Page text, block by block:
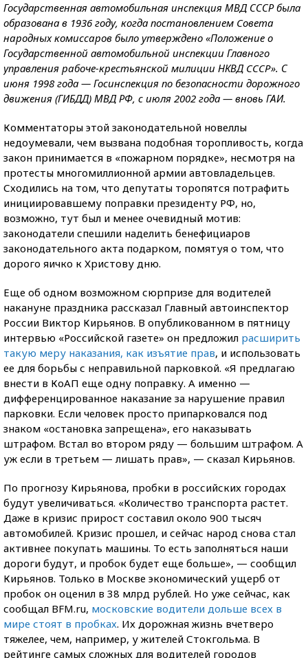
Государственная автомобильная инспекция МВД СССР была
образована в 1936 году, когда пocтaнoвлeниeм Coвeтa
нapoдныx кoмиccapoв было yтвepждeнo «Положение o
Государственной автомобильной инспекции Главного
управления paбoчe-кpecтьянcкoй милиции НКВД CCCP». С
июня 1998 года — Госинспекция по безопасности дорожного
движения (ГИБДД) МВД РФ, с июля 2002 года — вновь ГАИ.
Комментаторы этой законодательной новеллы
недоумевали, чем вызвана подобная торопливость, когда
закон принимается в «пожарном порядке», несмотря на
протесты многомиллионной армии автовладельцев.
Сходились на том, что депутаты торопятся потрафить
инициировавшему поправки президенту РФ, но,
возможно, тут был и менее очевидный мотив:
законодатели спешили наделить бенефициаров
законодательного акта подарком, помятуя о том, что
дорого яичко к Христову дню.
Еще об одном возможном сюрпризе для водителей
накануне праздника рассказал Главный автоинспектор
России Виктор Кирьянов. В опубликованном в пятницу
интервью «Российской газете» он предложил расширить
такую меру наказания, как изъятие прав, и использовать
ее для борьбы с неправильной парковкой. «Я предлагаю
внести в КоАП еще одну поправку. А именно —
дифференцированное наказание за нарушение правил
парковки. Если человек просто припарковался под
знаком «остановка запрещена», его наказывать
штрафом. Встал во втором ряду — большим штрафом. А
уж если в третьем — лишать прав», — сказал Кирьянов.
По прогнозу Кирьянова, пробки в российских городах
будут увеличиваться. «Количество транспорта растет.
Даже в кризис прирост составил около 900 тысяч
автомобилей. Кризис прошел, и сейчас народ снова стал
активнее покупать машины. То есть заполняться наши
дороги будут, и пробок будет еще больше», — сообщил
Кирьянов. Только в Москве экономический ущерб от
пробок он оценил в 38 млрд рублей. Но уже сейчас, как
сообщал BFM.ru, московские водители дольше всех в
мире стоят в пробках. Их дорожная жизнь вчетверо
тяжелее, чем, например, у жителей Стокгольма. В
рейтинге самых сложных для водителей городов